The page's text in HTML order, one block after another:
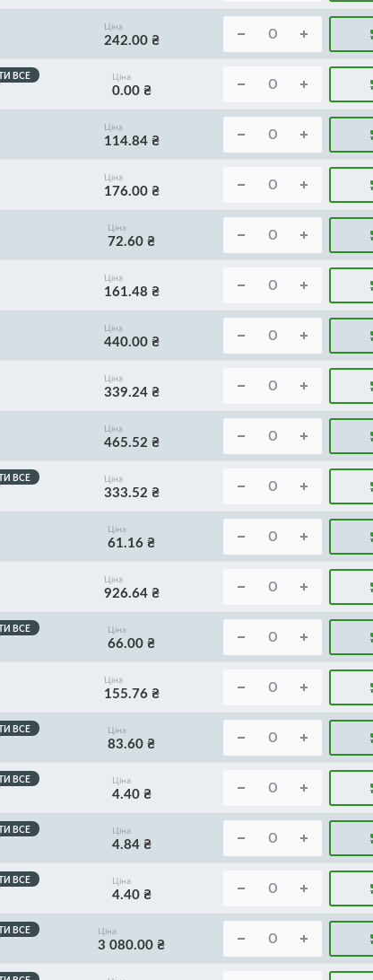
Ціна
242.00 ₴
Ca
ВСЕ Ціна
0.00 ₴
Ціна
114.84 ₴
Ціна
176.00 ₴
Ціна
72.60 ₴
Ціна
161.48 ₴
Ціна
440.00 ₴
Ціна
339.24 ₴
Ціна
465.52 ₴
443
ВСЕ Ціна
333.52 ₴
Ціна
61.16 ₴
Ціна
926.64 ₴
ВСЕ Ціна
66.00 ₴
Ціна
155.76 ₴
MF8
ВСЕ Ціна
83.60 ₴
288/2
E1
ВСЕ Ціна
4.40 ₴
5
ВСЕ Ціна
4.84 ₴
409
ВСЕ Ціна
4.40 ₴
16
ВСЕ Ціна
3 080.00 ₴